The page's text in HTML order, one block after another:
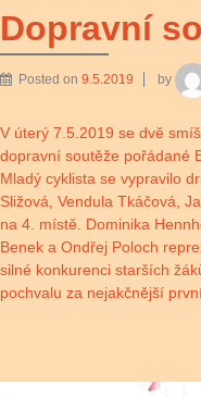
Dopravní
Posted on 9.5.2019 by
V úterý 7.5.2019 se dvě
dopravní soutěže pořádané
Mladý cyklista se vypravilo
Sližová, Vendula Tkáčová,
na 4. místě. Dominika
Benek a Ondřej Poloch
silné konkurenci starších
pochvalu za nejakčnější